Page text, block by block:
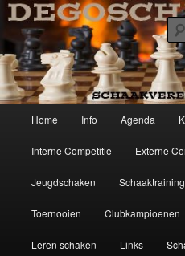
Spring
naar
de
primaire
inhoud
Spring
naar
de
secundaire
inhoudDegoschalm
Schaakvereniging Drechterland
Home Info Agenda
Interne Competitie Externe
Jeugdschaken
Toernooien Clubkampioenen
Leren schaken Links